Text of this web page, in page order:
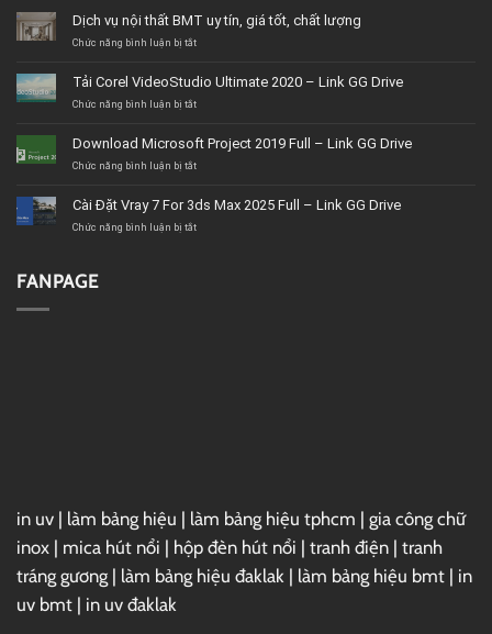
Dịch vụ nội thất BMT uy tín, giá tốt, chất lượng
Chức năng bình luận bị tắtở
nội
thất
tín,
giá
lượng
Tải Corel VideoStudio Ultimate 2020 – Link GG Drive
Chức năng bình luận bị tắtở
VideoStudio
Ultimate
Link
GG
Download Microsoft Project 2019 Full – Link GG Drive
Chức năng bình luận bị tắtở
Project
2019
Cài Đặt Vray 7 For 3ds Max 2025 Full – Link GG Drive
Chức năng bình luận bị tắtở
FANPAGE
in uv | làm bảng hiệu | làm bảng hiệu tphcm | gia công chữ
inox | mica hút nổi | hộp đèn hút nổi | tranh điện | tranh
tráng gương | làm bảng hiệu đaklak | làm bảng hiệu bmt | in
uv bmt | in uv đaklak